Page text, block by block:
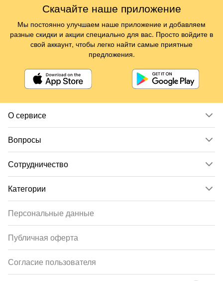
О сервисе
Вопросы
Сотрудничество
Категории
Персональные данные
Публичная оферта
Согласие пользователя
Скачайте наше приложение
Мы постоянно улучшаем наше приложение и добавляем
разные скидки и акции специально для вас. Просто войдите в
свой аккаунт, чтобы легко найти самые приятные
предложения.